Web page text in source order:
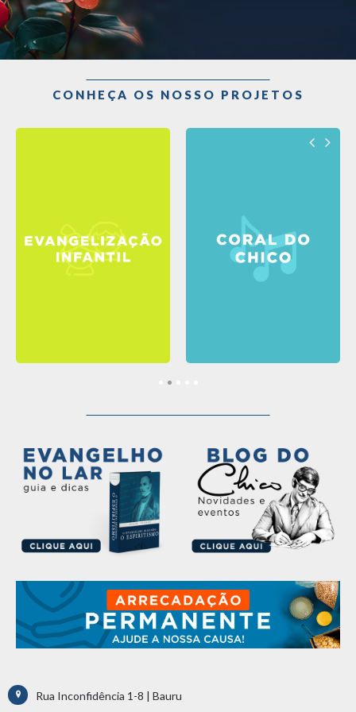
CONHEÇA OS NOSSO PROJETOS
Rua Inconfidência 1-8 | Bauru